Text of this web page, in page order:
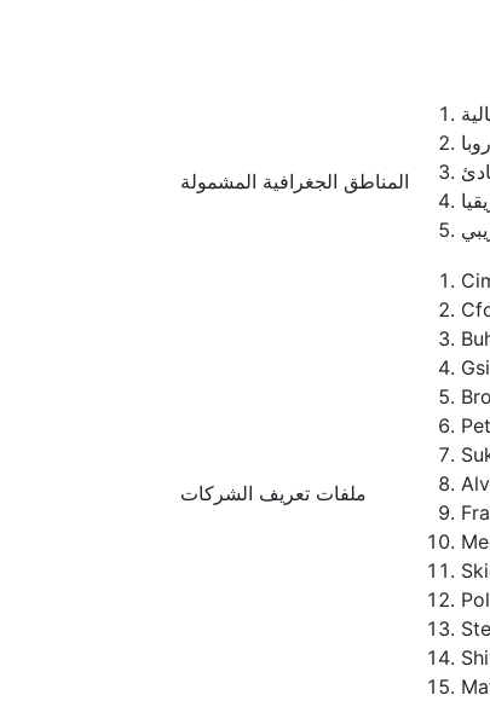
المناطق الجغرافية المشمولة
ملفات تعريف الشركات
Gsi